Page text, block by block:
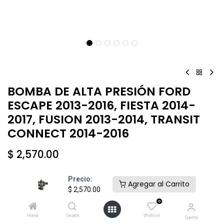
Precio:
$ 2,570.00
Agregar al Carrito
Home Search
0
Wishlist Cuenta
BOMBA DE ALTA PRESIÓN FORD
ESCAPE 2013-2016, FIESTA 2014-
2017, FUSION 2013-2014, TRANSIT
CONNECT 2014-2016
$ 2,570.00
Añadir al carrito Comprar ahora